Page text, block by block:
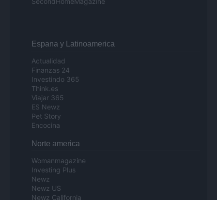
Espana y Latinoamerica
Actualidad
Finanzas 24
Investindo 365
Think.es
Viajar 365
ES Newz
Pet Story
Encocina
Norte america
Womanmagazine
Investing Plus
Newz
Newz US
Newz California